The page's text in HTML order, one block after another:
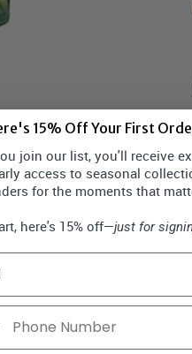
15% Off Your First
join our list, you'll receive
access to seasonal
for the moments that
here's 15% off—just for